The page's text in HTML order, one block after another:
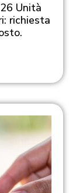
Unità
richiesta